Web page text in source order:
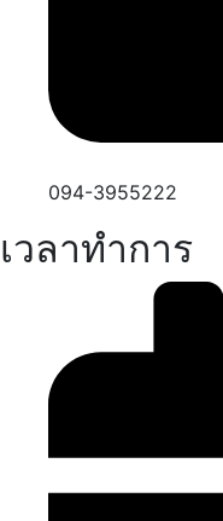
094-3955222
เวลาทำการ